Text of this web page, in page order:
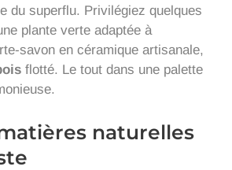
du superflu. Privilégiez quelques
plante verte adaptée à
savon en céramique artisanale,
flotté. Le tout dans une palette
naturelles